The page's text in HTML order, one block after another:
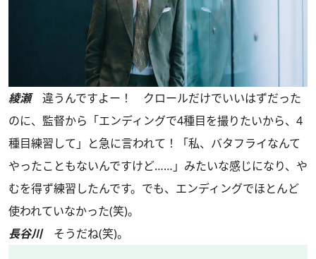
綾瀬違うんですよー！ クロールだけでいいはずだった
のに、監督から「エンディングで4種目を撮りたいから、4
種目練習して」と急に言われて！「私、バタフライなんて
やったこともないんですけど……」みたいな感じになり、や
むを得ず練習したんです。でも、エンディングでほとんど
使われていなかった(笑)。
長谷川そうだね(笑)。